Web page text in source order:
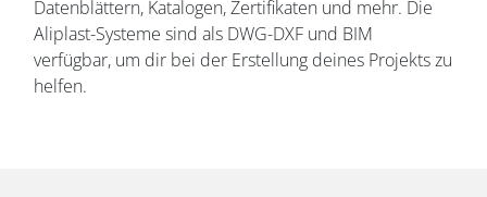
Datenblättern, Katalogen, Zertifikaten und mehr. Die
Aliplast-Systeme sind als DWG-DXF und BIM
verfügbar, um dir bei der Erstellung deines Projekts zu
helfen.